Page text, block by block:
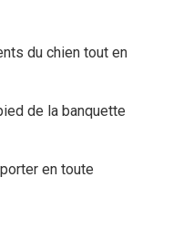
du chien tout en
de la banquette
en toute